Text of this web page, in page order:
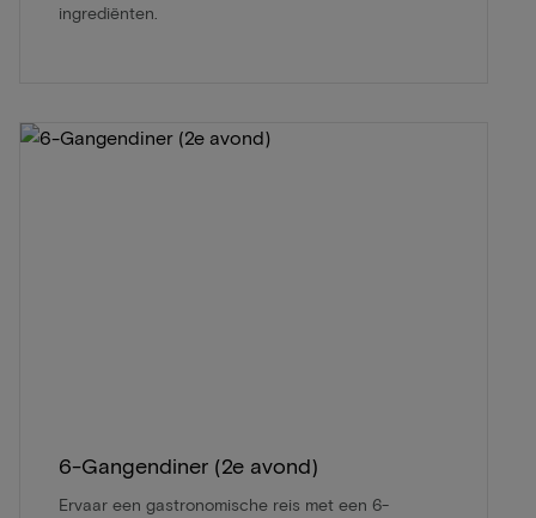
ingrediënten.
6-Gangendiner (2e avond)
Ervaar een gastronomische reis met een 6-